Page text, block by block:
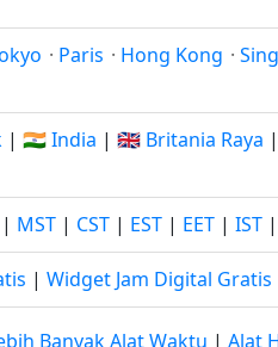
· Paris · Hong Kong ·
| 🇮🇳 India | 🇬🇧 Britania Raya |
| MST | CST | EST | EET | IST |
| Widget Jam Digital Gratis
Banyak Alat Waktu | Alat